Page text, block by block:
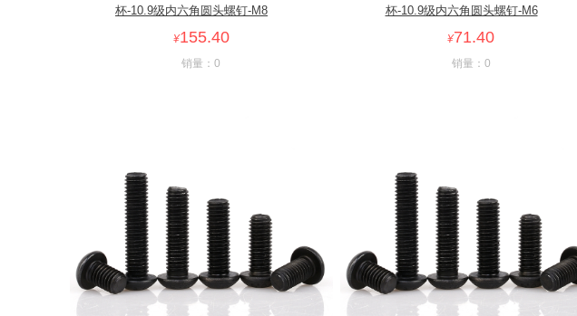
杯-10.9级内六角圆头螺钉-M8
¥155.40
销量：0
杯-10.9级内六角圆头螺钉-M6
¥71.40
销量：0